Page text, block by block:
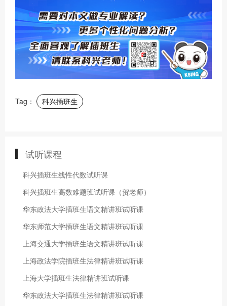
Tag： 科兴插班生
试听课程
科兴插班生线性代数试听课
科兴插班生高数难题班试听课（贺老师）
华东政法大学插班生语文精讲班试听课
华东师范大学插班生语文精讲班试听课
上海交通大学插班生语文精讲班试听课
上海政法学院插班生法律精讲班试听课
上海大学插班生法律精讲班试听课
华东政法大学插班生法律精讲班试听课